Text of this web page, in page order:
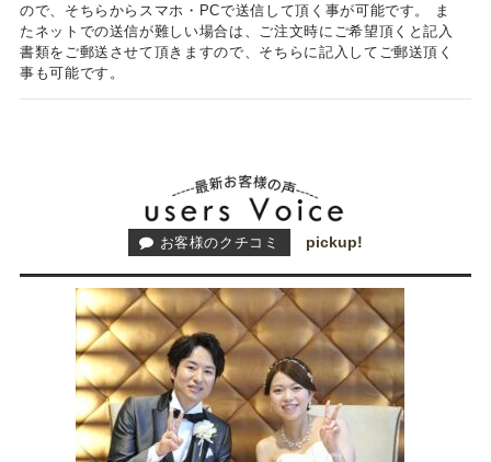
ので、そちらからスマホ・PCで送信して頂く事が可能です。 ま
たネットでの送信が難しい場合は、ご注文時にご希望頂くと記入
書類をご郵送させて頂きますので、そちらに記入してご郵送頂く
事も可能です。
お客様のクチコミ pickup!